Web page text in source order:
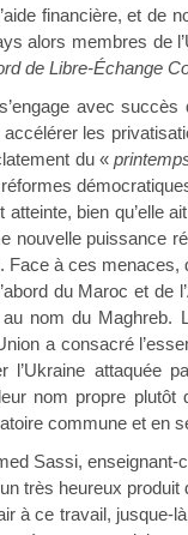
financière, et de
alors membres de
de Libre-Échange
avec
les
du «
bien qu’elle
nouvelle puissance
Face à ces menaces,
du Maroc et de
nom du Maghreb.
a consacré
l’Ukraine attaquée
nom propre plutôt
commune et en
Sassi,
très heureux
à ce travail, jusque-